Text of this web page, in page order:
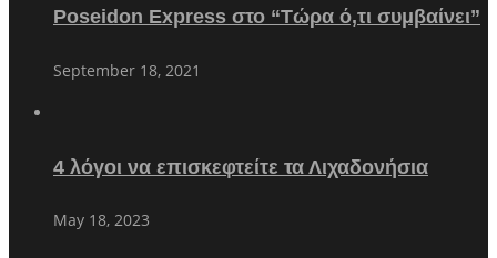
Poseidon Express στο “Τώρα ό,τι συμβαίνει”
September 18, 2021
4 λόγοι να επισκεφτείτε τα Λιχαδονήσια
May 18, 2023